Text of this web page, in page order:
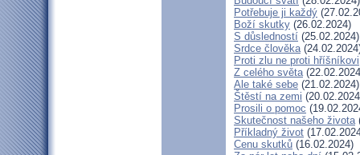
Potřebuje ji každý
Boží skutky (26.02.2024)
S důsledností (25.02.2024)
Srdce člověka
Proti zlu ne proti hříšníkovi
Z celého světa
Ale také sebe (21.02.2024)
Štěstí na zemi
Prosili o pomoc
Skutečnost našeho života
Příkladný život
Cenu skutků (16.02.2024)